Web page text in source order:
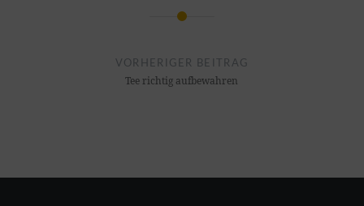
Beitragsnavigation
VORHERIGER BEITRAG
Tee richtig aufbewahren